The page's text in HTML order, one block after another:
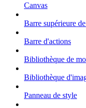
Canvas
Barre supérieure
Barre d'actions
Bibliothèque de
Bibliothèque
Panneau de style